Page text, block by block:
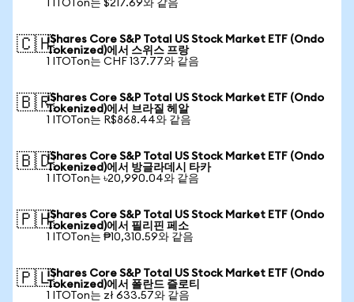
1 ITOTon는 $217.69와 같음
🇨🇭iShares Core S&P Total US Stock Market ETF (Ondo
Tokenized)에서 스위스 프랑
1 ITOTon는 CHF 137.77와 같음
🇧🇷iShares Core S&P Total US Stock Market ETF (Ondo
Tokenized)에서 브라질 헤알
1 ITOTon는 R$868.44와 같음
🇧🇩iShares Core S&P Total US Stock Market ETF (Ondo
Tokenized)에서 방글라데시 타카
1 ITOTon는 ৳20,990.04와 같음
🇵🇭iShares Core S&P Total US Stock Market ETF (Ondo
Tokenized)에서 필리핀 페소
1 ITOTon는 ₱10,310.59와 같음
🇵🇱iShares Core S&P Total US Stock Market ETF (Ondo
Tokenized)에서 폴란드 즐로티
1 ITOTon는 zł 633.57와 같음